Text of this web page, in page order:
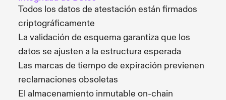
Todos los datos de atestación están firmados
criptográficamente
La validación de esquema garantiza que los
datos se ajusten a la estructura esperada
Las marcas de tiempo de expiración previenen
reclamaciones obsoletas
El almacenamiento inmutable on-chain